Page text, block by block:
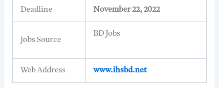
Deadline November 22, 2022
Jobs Source
BD Jobs
Web Address www.ihsbd.net